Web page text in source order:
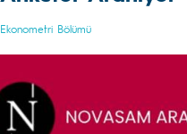
Ekonometri Bölümü